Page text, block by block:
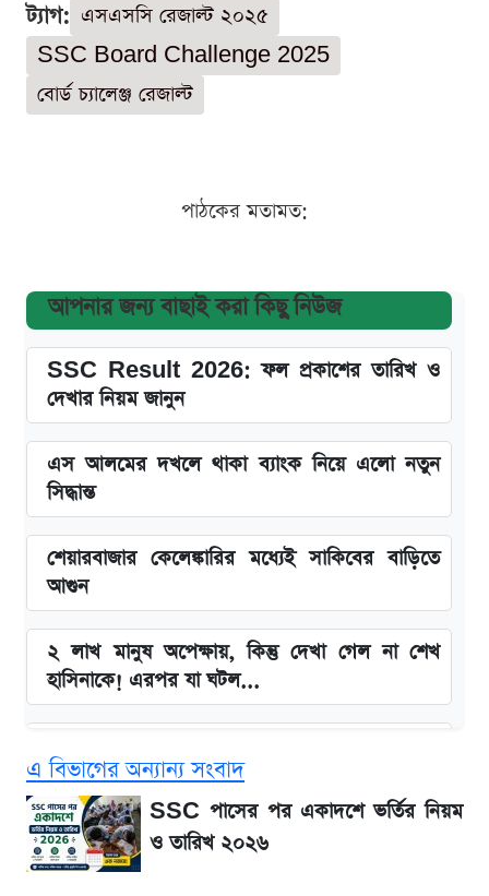
ট্যাগ: এসএসসি রেজাল্ট ২০২৫
SSC Board Challenge 2025
বোর্ড চ্যালেঞ্জ রেজাল্ট
পাঠকের মতামত:
আপনার জন্য বাছাই করা কিছু নিউজ
SSC Result 2026: ফল প্রকাশের তারিখ ও
দেখার নিয়ম জানুন
এস আলমের দখলে থাকা ব্যাংক নিয়ে এলো নতুন
সিদ্ধান্ত
শেয়ারবাজার কেলেঙ্কারির মধ্যেই সাকিবের বাড়িতে
আগুন
২ লাখ মানুষ অপেক্ষায়, কিন্তু দেখা গেল না শেখ
হাসিনাকে! এরপর যা ঘটল...
Redmi K80 নিয়ে আপডেট
বাংলাদেশ নিয়ে যা বললেন সজীব ওয়াজেদ জয়
এ বিভাগের অন্যান্য সংবাদ
SSC পাসের পর একাদশে ভর্তির নিয়ম
ও তারিখ ২০২৬